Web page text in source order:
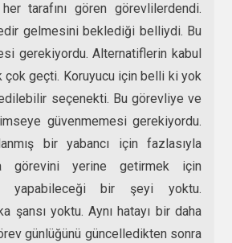
tarafını gören görevlilerdendi.
gelmesini beklediği belliydi. Bu
gerekiyordu. Alternatiflerin kabul
çok geçti. Koruyucu için belli ki yok
seçenekti. Bu görevliye ve
güvenmemesi gerekiyordu.
bir yabancı için fazlasıyla
görevini yerine getirmek için
yapabileceği bir şeyi yoktu.
şansı yoktu. Aynı hatayı bir daha
günlüğünü güncelledikten sonra